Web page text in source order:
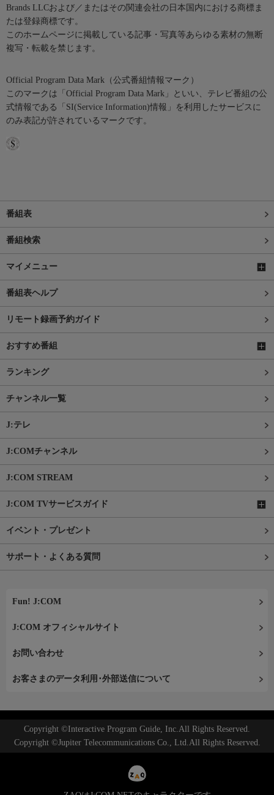
Brands LLCおよび／またはその関連会社の日本国内における商標ま
たは登録商標です。
このホームページに掲載している記事・写真等あらゆる素材の無断
複写・転載を禁じます。
Official Program Data Mark（公式番組情報マーク）
このマークは「Official Program Data Mark」といい、テレビ番組の公
式情報である「SI(Service Information)情報」を利用したサービスに
のみ表記が許されているマークです。
番組表
番組検索
マイメニュー
番組表ヘルプ
リモート録画予約ガイド
おすすめ番組
ランキング
チャンネル一覧
J:テレ
J:COMチャンネル
J:COM STREAM
J:COM TVサービスガイド
イベント・プレゼント
サポート・よくある質問
Fun! J:COM
J:COM オフィシャルサイト
お問い合わせ
お客さまのデータ利用･外部送信について
Copyright ©Interactive Program Guide, Inc.All Rights Reserved.
Copyright ©Jupiter Telecommunications Co., Ltd.All Rights Reserved.